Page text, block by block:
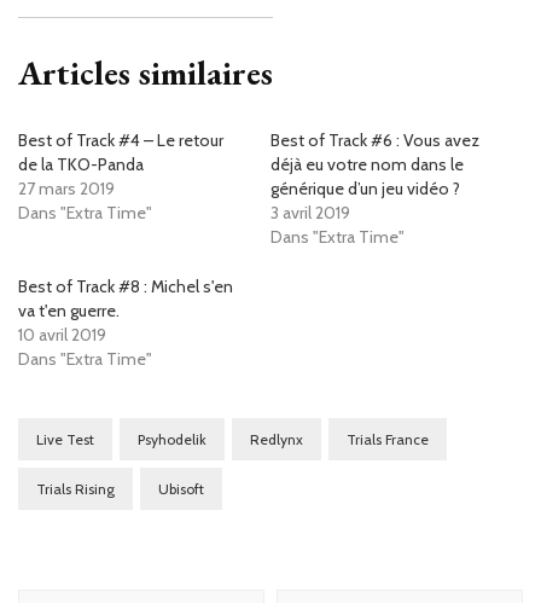
Articles similaires
Best of Track #4 – Le retour
de la TKO-Panda
27 mars 2019
Dans "Extra Time"
Best of Track #6 : Vous avez
déjà eu votre nom dans le
générique d’un jeu vidéo ?
3 avril 2019
Dans "Extra Time"
Best of Track #8 : Michel s'en
va t'en guerre.
10 avril 2019
Dans "Extra Time"
Live Test Psyhodelik Redlynx Trials France
Trials Rising Ubisoft